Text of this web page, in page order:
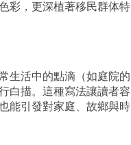
彩，更深植著移民群体特
生活中的點滴（如庭院的
白描。這種寫法讓讀者容
能引發對家庭、故鄉與時